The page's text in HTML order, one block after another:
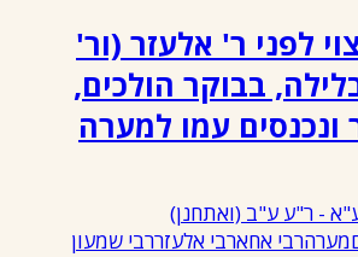
לפני ר' אלעזר (ור'
בבוקר הולכים,
ונכנסים עמו למערה
- ר"ע ע"ב (ואתחנן)
מערהרבי אחארבי אלעזררבי שמעון